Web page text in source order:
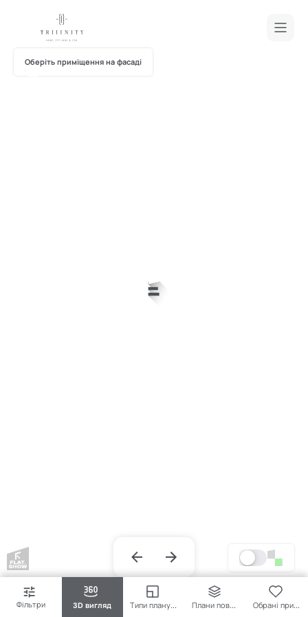
Оберіть приміщення на фасаді
Фільтри 3D вигляд Типи планувань Плани поверхів Обрані приміщення